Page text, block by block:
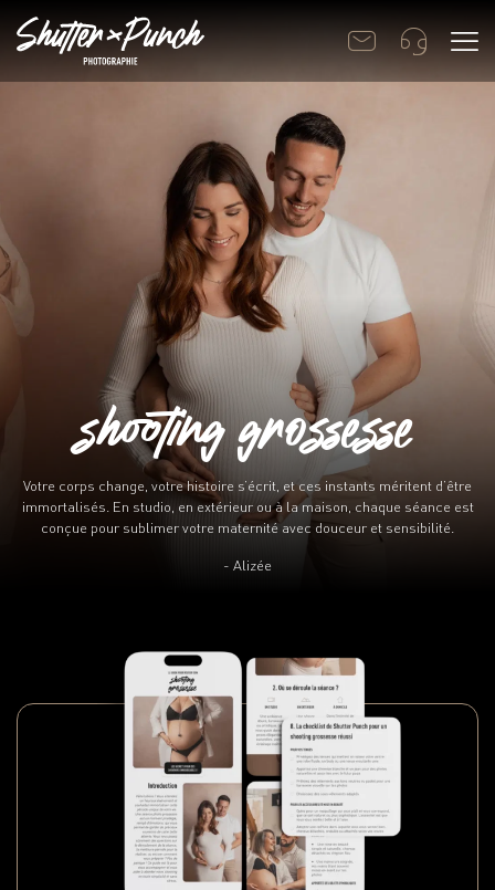
shooting grossesse
Votre corps change, votre histoire s’écrit, et ces instants méritent d’être
immortalisés. En studio, en extérieur ou à la maison, chaque séance est
conçue pour sublimer votre maternité avec douceur et sensibilité.
- Alizée